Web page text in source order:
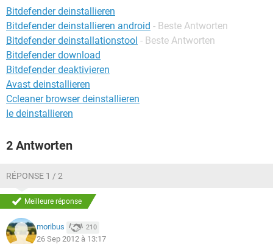
Bitdefender deinstallieren
Bitdefender deinstallieren android - Beste Antworten
Bitdefender deinstallationstool - Beste Antworten
Bitdefender download
Bitdefender deaktivieren
Avast deinstallieren
Ccleaner browser deinstallieren
Ie deinstallieren
2 Antworten
RÉPONSE 1 / 2
Meilleure réponse
moribus 210
26 Sep 2012 à 13:17